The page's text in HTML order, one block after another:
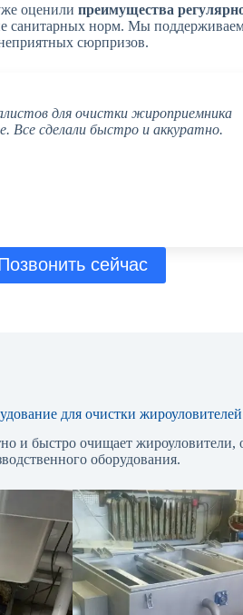
оценили преимущества
норм. Мы
сюрпризов.
для очистки жироприемника
Все сделали быстро и аккуратно.
сейчас
для очистки жироуловителей
и быстро очищает
оборудования.